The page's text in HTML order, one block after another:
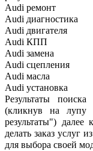
Audi ремонт
Audi диагностика
Audi двигателя
Audi КПП
Audi замена
Audi сцепления
Audi масла
Audi установка
Результаты
(кликнув на лупу
результаты") далее
делать заказ услуг
для выбора своей